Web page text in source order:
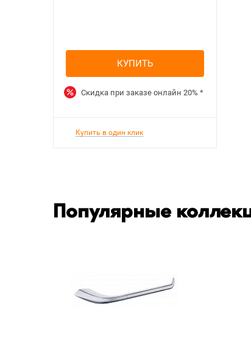
КУПИТЬ
Скидка при заказе онлайн 20% *
Купить в один клик
Популярные